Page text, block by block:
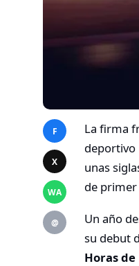
F
X
WA
@
La firma
deportivo
unas
de primer
Un año
su debut
Horas de